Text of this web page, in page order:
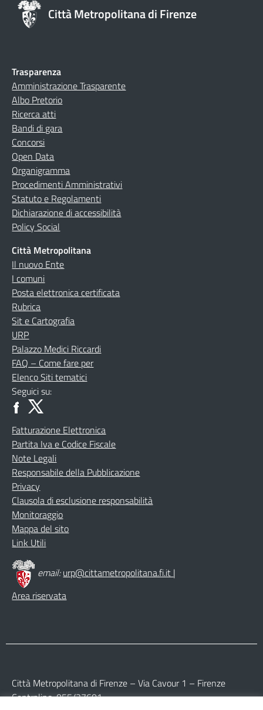
Città Metropolitana di Firenze
Trasparenza
Amministrazione Trasparente
Albo Pretorio
Ricerca atti
Bandi di gara
Concorsi
Open Data
Organigramma
Procedimenti Amministrativi
Statuto e Regolamenti
Dichiarazione di accessibilità
Policy Social
Città Metropolitana
Il nuovo Ente
I comuni
Posta elettronica certificata
Rubrica
Sit e Cartografia
URP
Palazzo Medici Riccardi
FAQ – Come fare per
Elenco Siti tematici
Seguici su:
Fatturazione Elettronica
Partita Iva e Codice Fiscale
Note Legali
Responsabile della Pubblicazione
Privacy
Clausola di esclusione responsabilità
Monitoraggio
Mappa del sito
Link Utili
email:urp@cittametropolitana.fi.it |
Area riservata
Città Metropolitana di Firenze – Via Cavour 1 – Firenze
Centralino: 055/27601